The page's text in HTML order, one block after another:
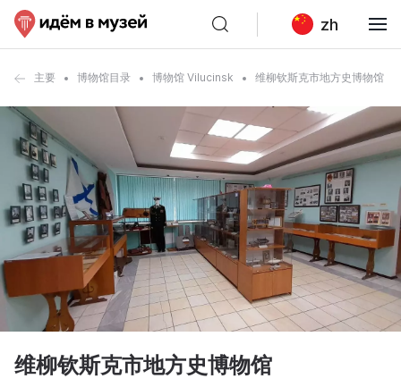
zh
主要 博物馆目录 博物馆 Vilucinsk 维柳钦斯克市地方史博物馆
维柳钦斯克市地方史博物馆